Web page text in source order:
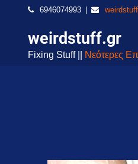
6946074993
weirdstuff.gr
Fixing Stuff || Νεότερες